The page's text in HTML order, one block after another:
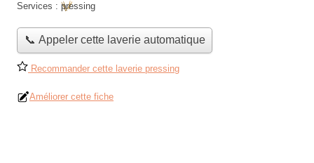
Services : pressing
📞 Appeler cette laverie automatique
Recommander cette laverie pressing
Améliorer cette fiche